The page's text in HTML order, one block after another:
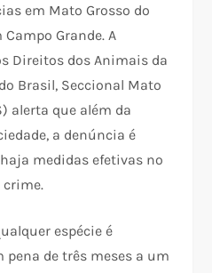
em Mato Grosso do
Grande. A
Direitos dos Animais da
Brasil, Seccional Mato
alerta que além da
a denúncia é
medidas efetivas no
crime.
espécie é
de três meses a um